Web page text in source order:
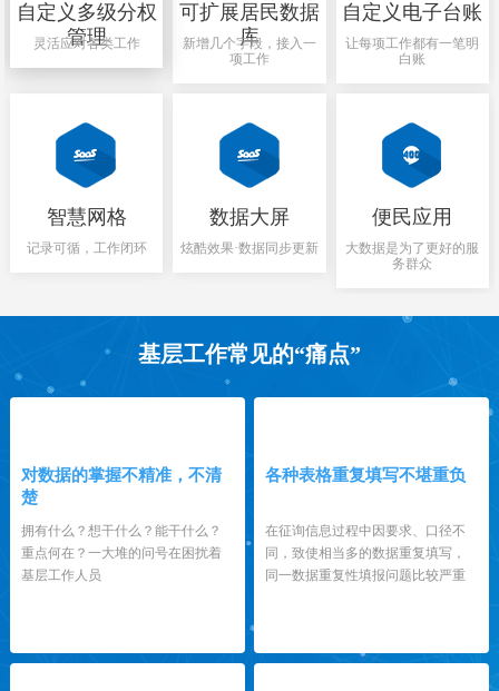
自定义多级分权
管理
灵活应对各类工作
可扩展居民数据
库
新增几个字段，接入一
项工作
自定义电子台账
让每项工作都有一笔明
白账
智慧网格
记录可循，工作闭环
数据大屏
炫酷效果·数据同步更新
便民应用
大数据是为了更好的服
务群众
基层工作常见的“痛点”
对数据的掌握不精准，不清
楚
拥有什么？想干什么？能干什么？
重点何在？一大堆的问号在困扰着
基层工作人员
各种表格重复填写不堪重负
在征询信息过程中因要求、口径不
同，致使相当多的数据重复填写，
同一数据重复性填报问题比较严重